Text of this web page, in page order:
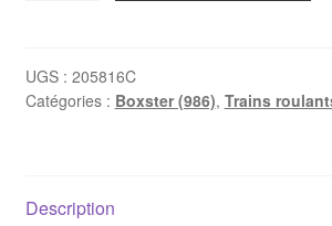
Porsche
Boxster
2.7
UGS : 205816C
Catégories : Boxster (986), Trains
Description